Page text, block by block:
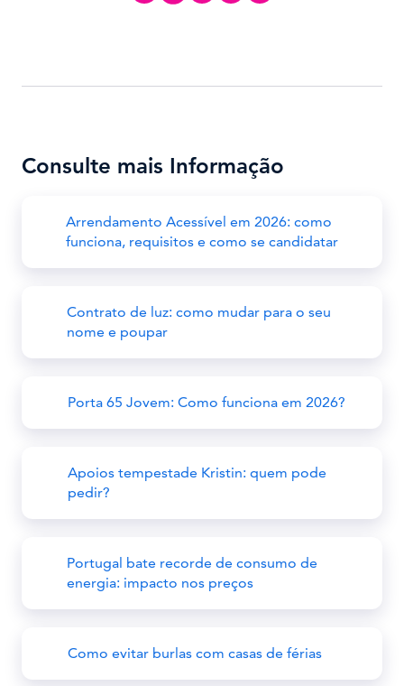
Consulte mais Informação
Arrendamento Acessível em 2026: como
funciona, requisitos e como se candidatar
Contrato de luz: como mudar para o seu
nome e poupar
Porta 65 Jovem: Como funciona em 2026?
Apoios tempestade Kristin: quem pode
pedir?
Portugal bate recorde de consumo de
energia: impacto nos preços
Como evitar burlas com casas de férias